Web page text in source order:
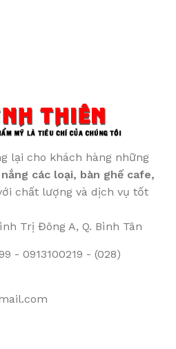
lại cho khách hàng những
các loại, bàn ghế cafe,
chất lượng và dịch vụ tốt
Trị Đông A, Q. Bình Tân
- 0913100219 - (028)